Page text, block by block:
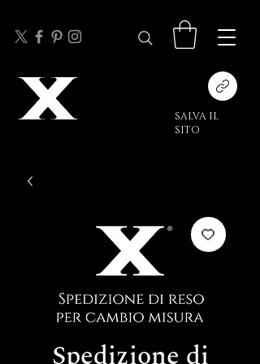
SALVA IL
SITO
Spedizione di